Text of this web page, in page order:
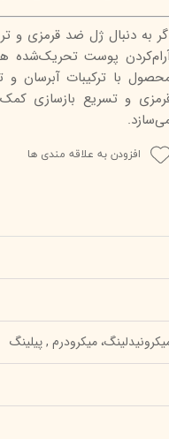
به دنبال ژل ضد قرمزی و
پوست تحریک‌شده
با ترکیبات آبرسان
و تسریع بازسازی
افزودن به علاقه مندی ها
میکرودرم , پیلینگ